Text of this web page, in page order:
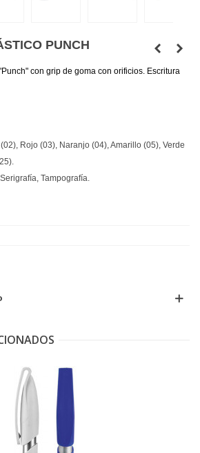
PUNCH
con grip de goma con orificios. Escritura
Rojo (03), Naranjo (04), Amarillo (05), Verde
Tampografía.